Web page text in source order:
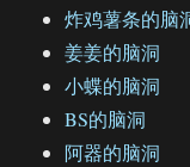
炸鸡薯条的脑
姜姜的脑洞
小蝶的脑洞
BS的脑洞
阿器的脑洞